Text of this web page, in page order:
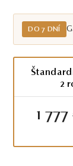
DO 7 DNÍ
2
1